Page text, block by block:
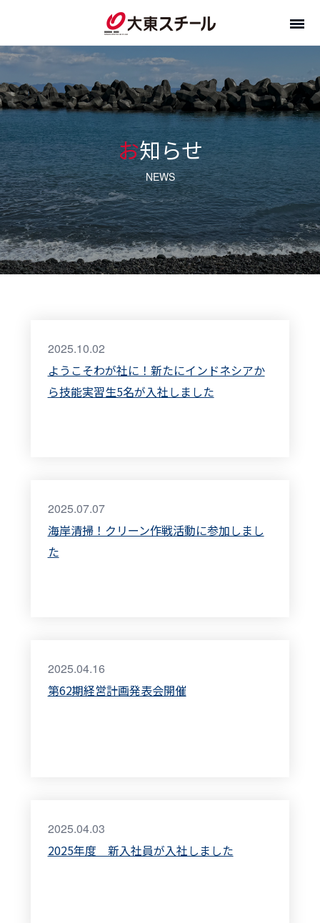
お知らせ
NEWS
2025.10.02
ようこそわが社に！新たにインドネシアか
ら技能実習生5名が入社しました
2025.07.07
海岸清掃！クリーン作戦活動に参加しまし
た
2025.04.16
第62期経営計画発表会開催
2025.04.03
2025年度 新入社員が入社しました